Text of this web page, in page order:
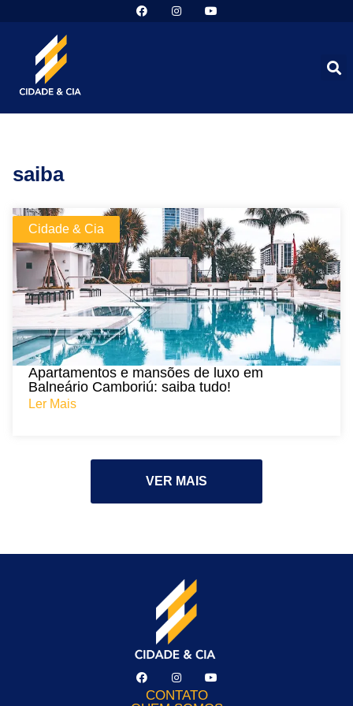
saiba
Cidade & Cia
Apartamentos e mansões de luxo em
Balneário Camboriú: saiba tudo!
Ler Mais
VER MAIS
CONTATO